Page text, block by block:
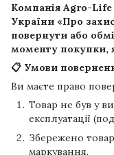
Компанія Agro-Life
України «Про
повернути або
моменту покупки,
📋 Умови
Ви маєте право
Товар не був у
експлуатації
Збережено
маркування.